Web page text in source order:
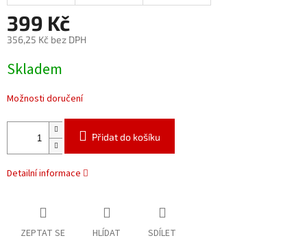
399 Kč
356,25 Kč bez DPH
cena:
Skladem
Možnosti doručení
Přidat do košíku
Detailní informace
ZEPTAT SE HLÍDAT SDÍLET